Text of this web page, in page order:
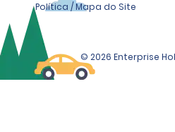
Política / Mapa do Site
© 2026 Enterprise